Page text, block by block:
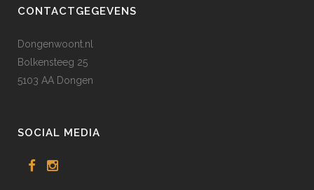
CONTACTGEGEVENS
Dongenwoont.nl
Bolkensteeg 25
5103 AA Dongen
SOCIAL MEDIA